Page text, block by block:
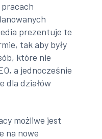
prezentuje te
tak aby były
które nie
a jednocześnie
dla działów
możliwe jest
na nowe